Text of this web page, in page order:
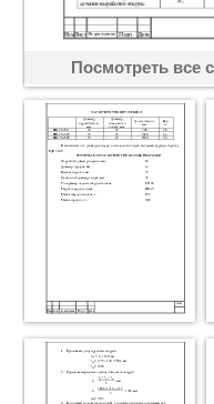
Посмотреть все